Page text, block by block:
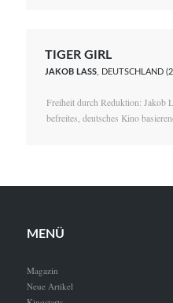
TIGER GIRL
JAKOB LASS , DEUTSCHLAND
Freiheit durch Reduktion: Jakob
befreites, deutsches Kino
MENÜ
Magazin
Neue Artikel